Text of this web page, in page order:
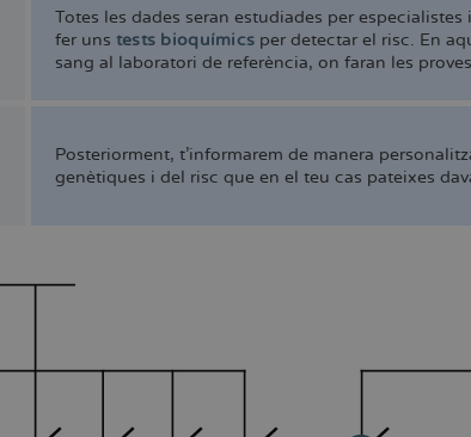
Totes les dades seran estudiades per
fer uns tests bioquímics per detectar el risc. En
sang al laboratori de referència, on faran les
Posteriorment, t'informarem de manera
genètiques i del risc que en el teu cas pateixes